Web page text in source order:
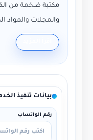
بيانات تنفيذ
رقم الواتساب
مكتبة ضخمة من
احصل على حساب
قراءة غير محدودة.
ضمان 20 يوم
الوصول إلى
دعم فني سريع
طريقة طلب